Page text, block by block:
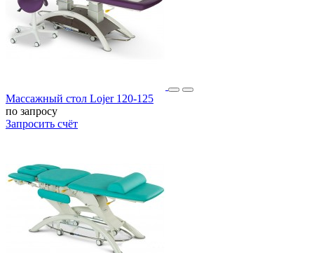
Массажный стол Lojer 120-125
по запросу
Запросить счёт